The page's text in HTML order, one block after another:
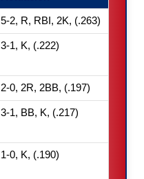
5-2, R, RBI, 2K, (.263)
3-1, K, (.222)
2-0, 2R, 2BB, (.197)
3-1, BB, K, (.217)
1-0, K, (.190)